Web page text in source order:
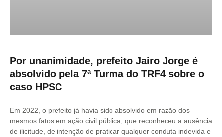
Por unanimidade, prefeito Jairo Jorge é
absolvido pela 7ª Turma do TRF4 sobre o
caso HPSC
Em 2022, o prefeito já havia sido absolvido em razão dos
mesmos fatos em ação civil pública, que reconheceu a ausência
de ilicitude, de intenção de praticar qualquer conduta indevida e